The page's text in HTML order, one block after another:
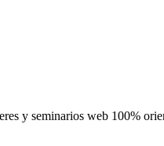
y seminarios web 100%